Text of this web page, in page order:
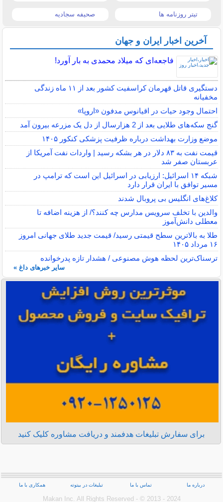
تیتر روزنامه ها صحیفه سجادیه
آخرین اخبار ایران و جهان
فاجعه‌ای که میلاد محمدی به بار آورد!
دستگیری قاتل قهرمان کراسفیت کشور بعد از ۱۱ ماه زندگی
مخفیانه
احتمال وجود حیات در اقیانوس مدفون «اروپا»
گنج سکه‌های طلایی بعد از 2 هزارسال از دل یک مزرعه بیرون آمد
موضع وزارت بهداشت درباره ظرفیت پزشکی کنکور ۱۴۰۵
قیمت نفت به ۸۳ دلار در هر بشکه رسید | واردات نفت آمریکا از
عربستان صفر شد
شبکه ۱۴ اسرائیل: ارزیابی در اسرائیل این است که ترامپ در
مسیر توافق با ایران قرار دارد
کلاغ‌های انگلیس بی پروبال شدند
والدین با تخلف سرویس مدارس چه کنند؟/ از هزینه اضافه تا
معطلی دانش‌آموز
طلا به بالاترین سطح قیمتی رسید/ قیمت جدید طلای جهانی امروز
۱۶ مرداد ۱۴۰۵
ترسناک‌ترین لحظه هوش مصنوعی / هشدار تازه پدرخوانده
سایر خبرهای داغ »
برای سفارش تبلیغات هدفمند و دریافت مشاوره کلیک کنید
درباره ما تماس با ما تبلیغات در بیتوته همکاری با ما
Makan Inc.‎ All Rights Reserved - © 2013 - 2024